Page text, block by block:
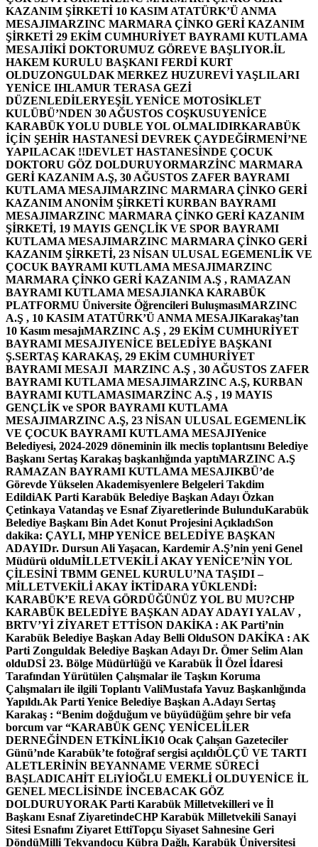
KAZANIM ŞİRKETİ 10 KASIM ATATÜRK’Ü ANMA
MESAJIMARZINC MARMARA ÇİNKO GERİ KAZANIM
ŞİRKETİ 29 EKİM CUMHURİYET BAYRAMI KUTLAMA
MESAJIİKİ DOKTORUMUZ GÖREVE BAŞLIYOR.İL
HAKEM KURULU BAŞKANI FERDİ KURT
OLDUZONGULDAK MERKEZ HUZUREVİ YAŞLILARI
YENİCE IHLAMUR TERASA GEZİ
DÜZENLEDİLERYEŞİL YENİCE MOTOSİKLET
KULÜBÜ’NDEN 30 AĞUSTOS COŞKUSUYENİCE
KARABÜK YOLU DUBLE YOL OLMALIDIRKARABÜK
İÇİN ŞEHİR HASTANESİ DEVREK ÇAYDEĞİRMENİ’NE
YAPILACAK !!DEVLET HASTANESİNDE ÇOCUK
DOKTORU GÖZ DOLDURUYORMARZİNC MARMARA
GERİ KAZANIM A.Ş, 30 AĞUSTOS ZAFER BAYRAMI
KUTLAMA MESAJIMARZINC MARMARA ÇİNKO GERİ
KAZANIM ANONİM ŞİRKETİ KURBAN BAYRAMI
MESAJIMARZINC MARMARA ÇİNKO GERİ KAZANIM
ŞİRKETİ, 19 MAYIS GENÇLİK VE SPOR BAYRAMI
KUTLAMA MESAJIMARZINC MARMARA ÇİNKO GERİ
KAZANIM ŞİRKETİ, 23 NİSAN ULUSAL EGEMENLİK VE
ÇOCUK BAYRAMI KUTLAMA MESAJIMARZINC
MARMARA ÇİNKO GERİ KAZANIM A.Ş , RAMAZAN
BAYRAMI KUTLAMA MESAJIANKA KARABÜK
PLATFORMU Üniversite Öğrencileri BuluşmasıMARZINC
A.Ş , 10 KASIM ATATÜRK’Ü ANMA MESAJIKarakaş’tan
10 Kasım mesajıMARZINC A.Ş , 29 EKİM CUMHURİYET
BAYRAMI MESAJIYENİCE BELEDİYE BAŞKANI
Ş.SERTAŞ KARAKAŞ, 29 EKİM CUMHURİYET
BAYRAMI MESAJI MARZINC A.Ş , 30 AĞUSTOS ZAFER
BAYRAMI KUTLAMA MESAJIMARZINC A.Ş, KURBAN
BAYRAMI KUTLAMASIMARZİNC A.Ş , 19 MAYIS
GENÇLİK ve SPOR BAYRAMI KUTLAMA
MESAJIMARZINC A.Ş, 23 NİSAN ULUSAL EGEMENLİK
VE ÇOCUK BAYRAMI KUTLAMA MESAJIYenice
Belediyesi, 2024-2029 döneminin ilk meclis toplantısını Belediye
Başkanı Sertaş Karakaş başkanlığında yaptıMARZINC A.Ş
RAMAZAN BAYRAMI KUTLAMA MESAJIKBÜ’de
Görevde Yükselen Akademisyenlere Belgeleri Takdim
EdildiAK Parti Karabük Belediye Başkan Adayı Özkan
Çetinkaya Vatandaş ve Esnaf Ziyaretlerinde BulunduKarabük
Belediye Başkanı Bin Adet Konut Projesini AçıkladıSon
dakika: ÇAYLI, MHP YENİCE BELEDİYE BAŞKAN
ADAYIDr. Dursun Ali Yaşacan, Kardemir A.Ş’nin yeni Genel
Müdürü olduMİLLETVEKİLİ AKAY YENİCE’NİN YOL
ÇİLESİNİ TBMM GENEL KURULU’NA TAŞIDI –
MİLLETVEKİLİ AKAY İKTİDARA YÜKLENDİ:
KARABÜK’E REVA GÖRDÜĞÜNÜZ YOL BU MU?CHP
KARABÜK BELEDİYE BAŞKAN ADAY ADAYI YALAV ,
BRTV’Yİ ZİYARET ETTİSON DAKİKA : AK Parti’nin
Karabük Belediye Başkan Aday Belli OlduSON DAKİKA : AK
Parti Zonguldak Belediye Başkan Adayı Dr. Ömer Selim Alan
olduDSİ 23. Bölge Müdürlüğü ve Karabük İl Özel İdaresi
Tarafından Yürütülen Çalışmalar ile Taşkın Koruma
Çalışmaları ile ilgili Toplantı ValiMustafa Yavuz Başkanlığında
Yapıldı.Ak Parti Yenice Belediye Başkan A.Adayı Sertaş
Karakaş : “Benim doğduğum ve büyüdüğüm şehre bir vefa
borcum var “KARABÜK GENÇ YENİCELİLER
DERNEĞİNDEN ETKİNLİK10 Ocak Çalışan Gazeteciler
Günü’nde Karabük’te fotoğraf sergisi açıldıÖLÇÜ VE TARTI
ALETLERİNİN BEYANNAME VERME SÜRECİ
BAŞLADICAHİT ELiYİOĞLU EMEKLİ OLDUYENİCE İL
GENEL MECLİSİNDE İNCEBACAK GÖZ
DOLDURUYORAK Parti Karabük Milletvekilleri ve İl
Başkanı Esnaf ZiyaretindeCHP Karabük Milletvekili Sanayi
Sitesi Esnafını Ziyaret EttiTopçu Siyaset Sahnesine Geri
DöndüMilli Tekvandocu Kübra Dağlı, Karabük Üniversitesi